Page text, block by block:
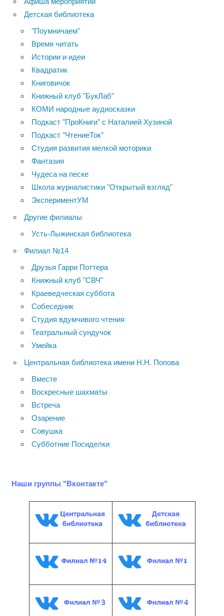
Детская библиотека
"Поумничаем"
Время читать
Истории и идеи
Квадратик
Книговичок
Книжный клуб "БукЛаб"
КОМИ народные аудиосказки
Подкаст "ПроКниги" с Наталией Хузиной
Подкаст "ЧтениеТок"
Студия развития мелкой моторики
Фантазия
Чудеса на песке
Школа журналистики "Открытый взгляд"
ЭкспериментУМ
Другие филиалы
Усть-Лыжинская библиотека
Филиал №14
Друзья Гарри Поттера
Книжный клуб "СВЧ"
Краеведческая суббота
Собеседник
Студия вдумчивого чтения
Театральный сундучок
Умейка
Центральная библиотека имени Н.Н. Попова
Вместе
Воскресные шахматы
Встреча
Озарение
Совушка
Субботние Посиделки
Наши группы "Вконтакте"